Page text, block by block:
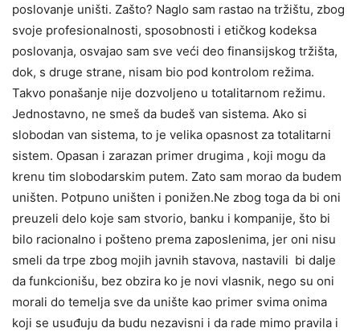
poslovanje uništi. Zašto? Naglo sam rastao na tržištu, zbog
svoje profesionalnosti, sposobnosti i etičkog kodeksa
poslovanja, osvajao sam sve veći deo finansijskog tržišta,
dok, s druge strane, nisam bio pod kontrolom režima.
Takvo ponašanje nije dozvoljeno u totalitarnom režimu.
Jednostavno, ne smeš da budeš van sistema. Ako si
slobodan van sistema, to je velika opasnost za totalitarni
sistem. Opasan i zarazan primer drugima , koji mogu da
krenu tim slobodarskim putem. Zato sam morao da budem
uništen. Potpuno uništen i ponižen.Ne zbog toga da bi oni
preuzeli delo koje sam stvorio, banku i kompanije, što bi
bilo racionalno i pošteno prema zaposlenima, jer oni nisu
smeli da trpe zbog mojih javnih stavova, nastavili bi dalje
da funkcionišu, bez obzira ko je novi vlasnik, nego su oni
morali do temelja sve da unište kao primer svima onima
koji se usuđuju da budu nezavisni i da rade mimo pravila i